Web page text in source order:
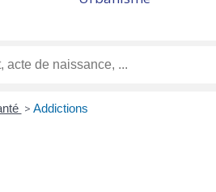
> Addictions